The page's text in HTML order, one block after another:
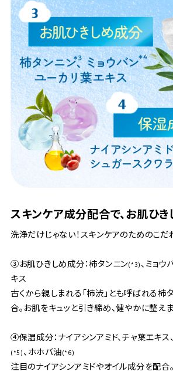
スキンケア成分配合で、お肌ひ
洗浄だけじゃない！スキンケアのためのこだ
③お肌ひきしめ成分：柿タンニン(*3) 、ミョウ
キス
古くから親しまれる「柿渋」とも呼ばれる柿
合。お肌をキュッと引き締め、健やかに整えま
④保湿成分：ナイアシンアミド、チャ葉エキス
(*5) 、ホホバ油(*6)
注目のナイアシンアミドやオイル成分を配合